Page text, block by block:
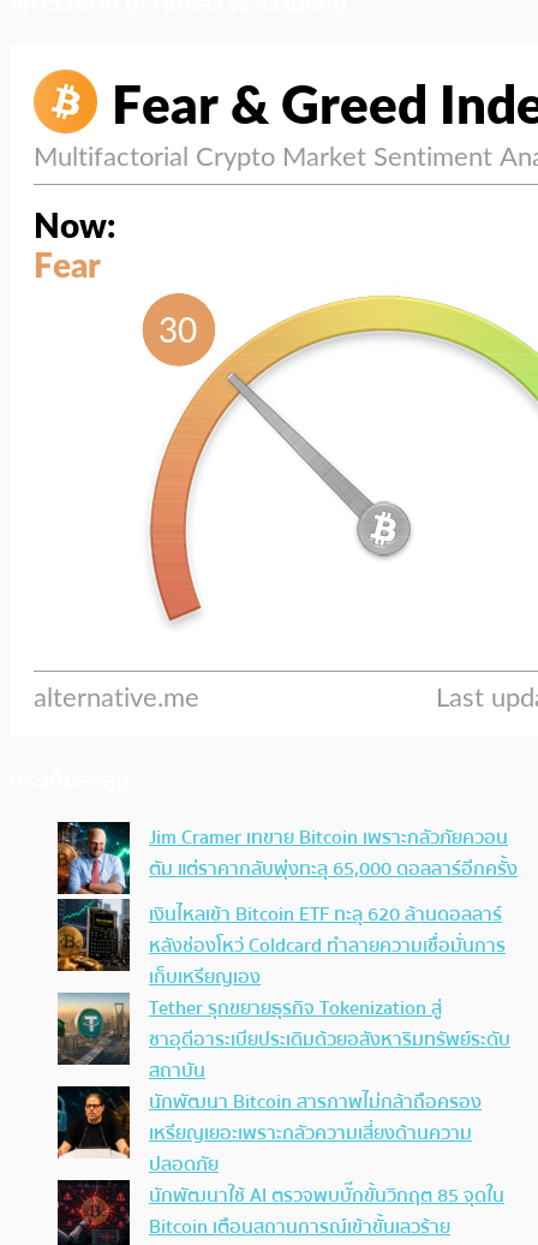
Jim Cramer เทขาย Bitcoin เพราะกลัวภัยควอน
ตัม แต่ราคากลับพุ่งทะลุ 65,000 ดอลลาร์อีกครั้ง
เงินไหลเข้า Bitcoin ETF ทะลุ 620 ล้านดอลลาร์
หลังช่องโหว่ Coldcard ทำลายความเชื่อมั่นการ
เก็บเหรียญเอง
Tether รุกขยายธุรกิจ Tokenization สู่
ซาอุดีอาระเบียประเดิมด้วยอสังหาริมทรัพย์ระดับ
สถาบัน
นักพัฒนา Bitcoin สารภาพไม่กล้าถือครอง
เหรียญเยอะเพราะกลัวความเสี่ยงด้านความ
ปลอดภัย
นักพัฒนาใช้ AI ตรวจพบบั๊กขั้นวิกฤต 85 จุดใน
Bitcoin เตือนสถานการณ์เข้าขั้นเลวร้าย